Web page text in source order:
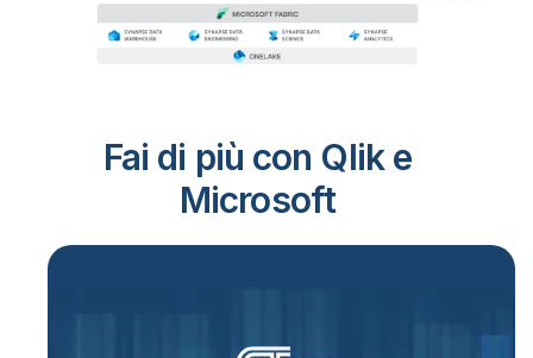
Fai di più con Qlik e
Microsoft